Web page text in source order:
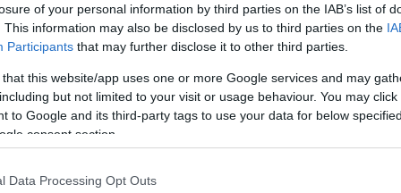
of your personal information by third parties on the IAB’s list of
This information may also be disclosed by us to third parties on the
Participants that may further disclose it to other third parties.
that this website/app uses one or more Google services and may
but not limited to your visit or usage behaviour. You may
to Google and its third-party tags to use your data for below
consent section.
Data Processing Opt Outs